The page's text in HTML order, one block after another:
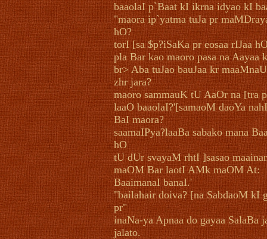
baaolaI p`Baat kI ikrna idyao kI
"maora ip`yatma tuJa pr
hO?
torI [sa $p?iSaKa pr eosaa rIJaa
pla Bar kao maoro pasa na Aayaa
br> Aba tuJao bauJaa kr
zhr jara?
maoro sammauK tU AaOr na [tra
laaO baaolaI?'[samaoM daoYa
BaI maora?
saamaIPya?laaBa sabako mana
hO
tU dUr svayaM rhtI ]sasao
maOM Bar laotI AMk maOM At:
BaaimanaI banaI.'
"bailahair doiva? [na SabdaoM kI
pr"
inaNa-ya Apnaa do gayaa SalaBa
jalato.